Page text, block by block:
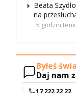
Beata
na
5 godzin
Byłeś
Daj nam
17 222 22 22